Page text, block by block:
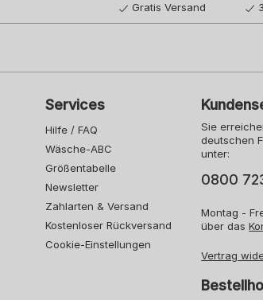
Gratis Versand
Services
Hilfe / FAQ
Wäsche-ABC
Größentabelle
Newsletter
Zahlarten & Versand
Kostenloser Rückversand
Cookie-Einstellungen
Sie
deutschen
unter:
0800
Montag -
über das
Vertrag